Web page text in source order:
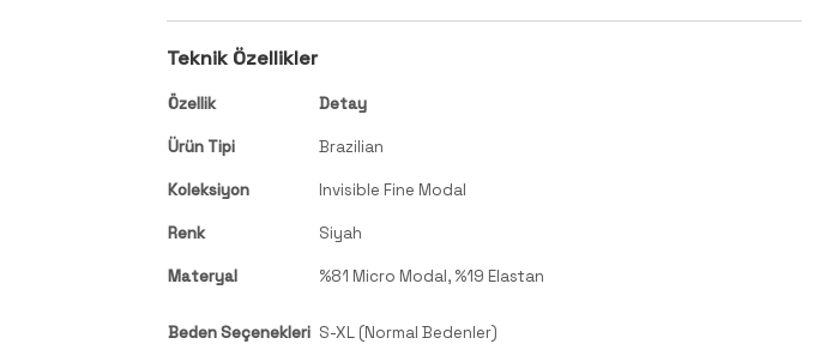
Teknik Özellikler
Özellik Detay
Ürün Tipi Brazilian
Koleksiyon Invisible Fine Modal
Renk Siyah
Materyal %81 Micro Modal, %19 Elastan
Beden Seçenekleri S-XL (Normal Bedenler)